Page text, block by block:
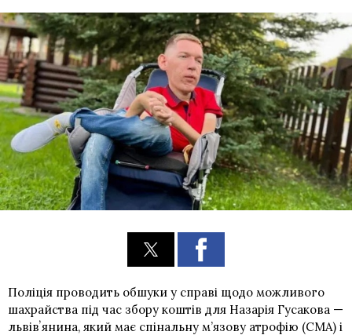
Поліція проводить обшуки у справі щодо можливого
шахрайства під час збору коштів для Назарія Гусакова —
львівʼянина, який має спінальну м’язову атрофію (СМА) і